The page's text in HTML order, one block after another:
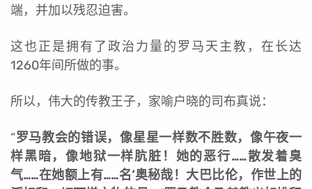
端，并加以残忍迫害。
这也正是拥有了政治力量的罗马天主教，在长达
1260年间所做的事。
所以，伟大的传教王子，家喻户晓的司布真说：
“罗马教会的错误，像星星一样数不胜数，像午夜一
样黑暗，像地狱一样肮脏！她的恶行……散发着臭
气……在她额上有……名‘奥秘哉！大巴比伦，作世上的